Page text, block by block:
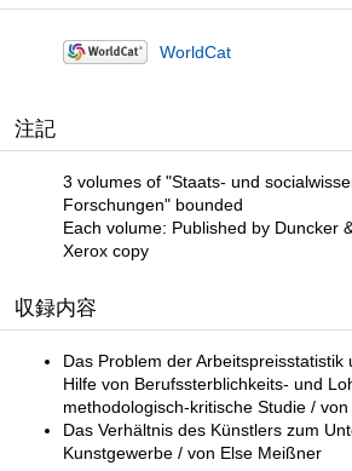
WorldCat
注記
3 volumes of "Staats- und
Forschungen" bounded
Each volume: Published by Duncker
Xerox copy
収録内容
Das Problem der
Hilfe von Berufssterblichkeits- und
methodologisch-kritische Studie /
Das Verhältnis des Künstlers zum
Kunstgewerbe / von Else Meißner